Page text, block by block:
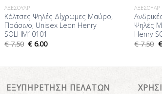
ΑΞΕΣΟΥΆΡ
Κάλτσες Ψηλές Δίχρωμες Μαύρο,
Πράσινο, Unisex Leon Henry
SOLHM10101
€7.50 €6.00
ΑΞΕΣΟΥΆΡ
Ψηλές
Henry
€7.50 €
ΕΞΥΠΗΡΕΤΗΣΗ ΠΕΛΑΤΩΝ